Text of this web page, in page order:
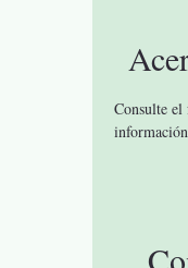
Consulte